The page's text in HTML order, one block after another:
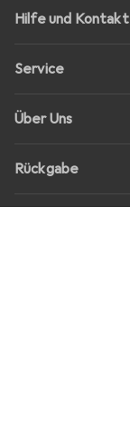
Hilfe und Kontakt
Service
Über Uns
Rückgabe